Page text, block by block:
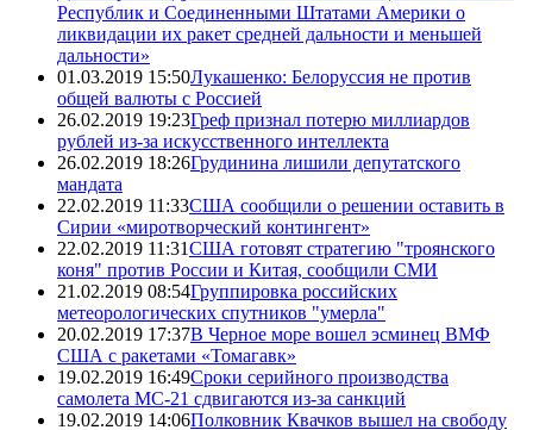
Республик и Соединенными Штатами Америки о
ликвидации их ракет средней дальности и меньшей
дальности»
01.03.2019 15:50Лукашенко: Белоруссия не против
общей валюты с Россией
26.02.2019 19:23Греф признал потерю миллиардов
рублей из-за искусственного интеллекта
26.02.2019 18:26Грудинина лишили депутатского
мандата
22.02.2019 11:33США сообщили о решении оставить в
Сирии «миротворческий контингент»
22.02.2019 11:31США готовят стратегию "троянского
коня" против России и Китая, сообщили СМИ
21.02.2019 08:54Группировка российских
метеорологических спутников "умерла"
20.02.2019 17:37В Черное море вошел эсминец ВМФ
США с ракетами «Томагавк»
19.02.2019 16:49Сроки серийного производства
самолета МС-21 сдвигаются из-за санкций
19.02.2019 14:06Полковник Квачков вышел на свободу